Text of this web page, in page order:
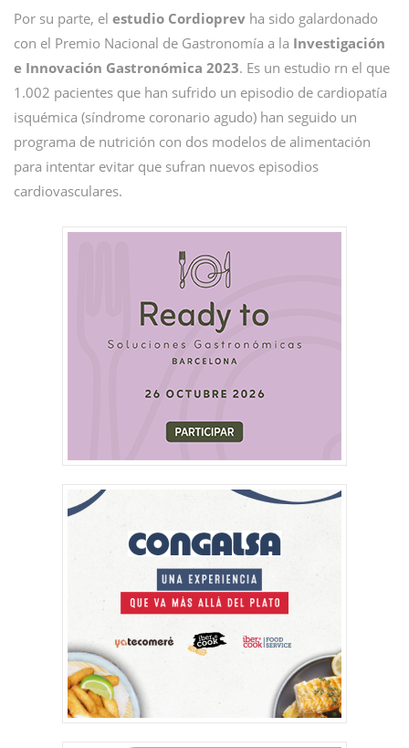
Por su parte, el estudio Cordioprev ha sido galardonado
con el Premio Nacional de Gastronomía a la Investigación
e Innovación Gastronómica 2023. Es un estudio rn el que
1.002 pacientes que han sufrido un episodio de cardiopatía
isquémica (síndrome coronario agudo) han seguido un
programa de nutrición con dos modelos de alimentación
para intentar evitar que sufran nuevos episodios
cardiovasculares.